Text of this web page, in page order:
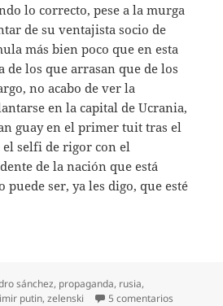
lo correcto, pese a la murga
de su ventajista socio de
más bien poco que en esta
de los que arrasan que de los
no acabo de ver la
en la capital de Ucrania,
guay en el primer tuit tras el
selfi de rigor con el
de la nación que está
puede ser, ya les digo, que esté
sánchez, propaganda, rusia,
putin,zelenski 5 comentarios